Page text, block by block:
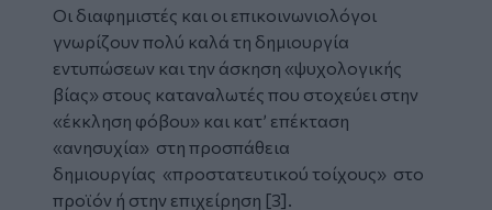
Οι διαφημιστές και οι επικοινωνιολόγοι
γνωρίζουν πολύ καλά τη δημιουργία
εντυπώσεων και την άσκηση «ψυχολογικής
βίας» στους καταναλωτές που στοχεύει στην
«έκκληση φόβου» και κατ’ επέκταση
«ανησυχία» στη προσπάθεια
δημιουργίας «προστατευτικού τοίχους» στο
προϊόν ή στην επιχείρηση [3].